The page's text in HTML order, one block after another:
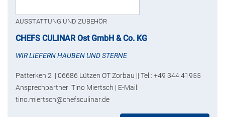
AUSSTATTUNG UND ZUBEHÖR
CHEFS CULINAR Ost GmbH & Co. KG
WIR LIEFERN HAUBEN UND STERNE
Patterken 2 || 06686 Lützen OT Zorbau || Tel.: +49 344 41955
Ansprechpartner: Tino Miertsch | E-Mail:
tino.miertsch@chefsculinar.de